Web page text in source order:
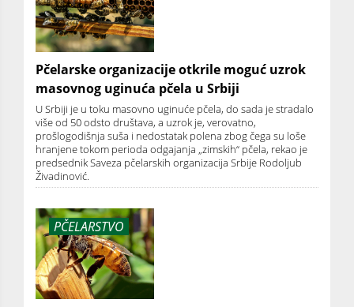
Pčelarske organizacije otkrile moguć uzrok
masovnog uginuća pčela u Srbiji
U Srbiji je u toku masovno uginuće pčela, do sada je stradalo
više od 50 odsto društava, a uzrok je, verovatno,
prošlogodišnja suša i nedostatak polena zbog čega su loše
hranjene tokom perioda odgajanja „zimskih“ pčela, rekao je
predsednik Saveza pčelarskih organizacija Srbije Rodoljub
Živadinović.
PČELARSTVO